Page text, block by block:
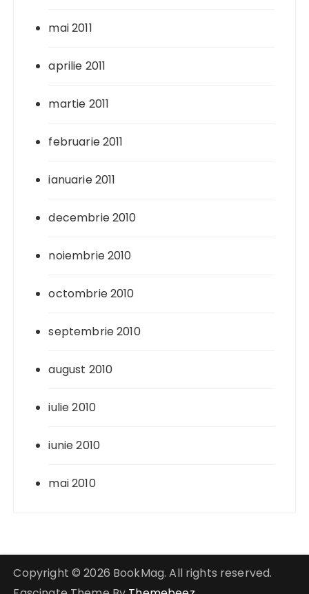
mai 2011
aprilie 2011
martie 2011
februarie 2011
ianuarie 2011
decembrie 2010
noiembrie 2010
octombrie 2010
septembrie 2010
august 2010
iulie 2010
iunie 2010
mai 2010
Copyright © 2026 BookMag. All rights reserved.